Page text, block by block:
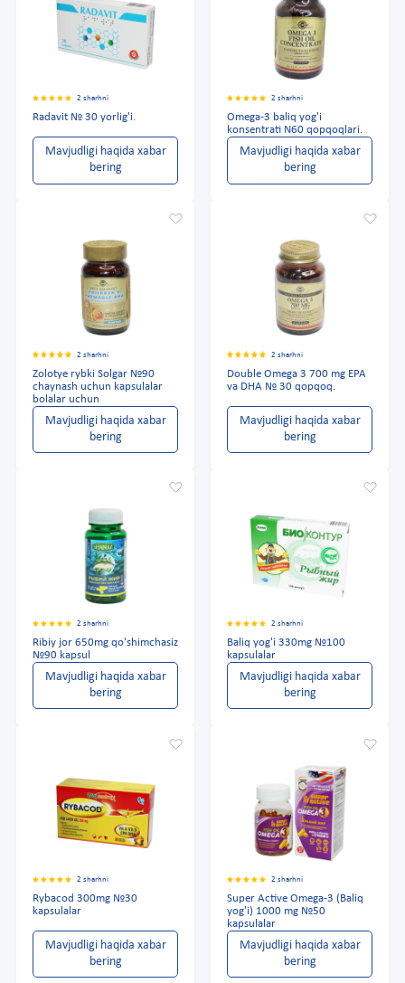
2 sharhni
Radavit № 30 yorlig'i.
Mavjudligi haqida xabar
bering
2 sharhni
Omega-3 baliq yog'i
konsentrati N60 qopqoqlari.
Mavjudligi haqida xabar
bering
2 sharhni
Zolotye rybki Solgar №90
chaynash uchun kapsulalar
bolalar uchun
Mavjudligi haqida xabar
bering
2 sharhni
Double Omega 3 700 mg EPA
va DHA № 30 qopqoq.
Mavjudligi haqida xabar
bering
2 sharhni
Ribiy jor 650mg qo'shimchasiz
№90 kapsul
Mavjudligi haqida xabar
bering
2 sharhni
Baliq yog'i 330mg №100
kapsulalar
Mavjudligi haqida xabar
bering
2 sharhni
Rybacod 300mg №30
kapsulalar
Mavjudligi haqida xabar
bering
2 sharhni
Super Active Omega-3 (Baliq
yog'i) 1000 mg №50
kapsulalar
Mavjudligi haqida xabar
bering